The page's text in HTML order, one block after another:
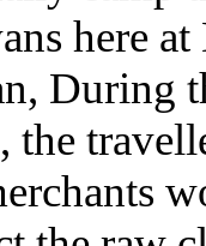
here at
During
the